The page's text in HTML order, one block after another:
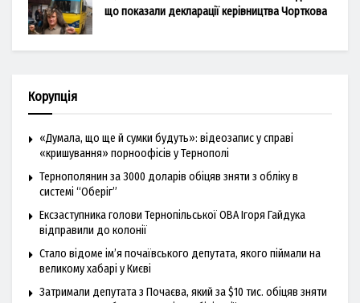
що показали декларації керівництва Чорткова
Корупція
«Думала, що ще й сумки будуть»: відеозапис у справі
«кришування» порноофісів у Тернополі
Тернополянин за 3000 доларів обіцяв зняти з обліку в
системі “Оберіг”
Ексзаступника голови Тернопільської ОВА Ігоря Гайдука
відправили до колонії
Стало відоме ім’я почаївського депутата, якого піймали на
великому хабарі у Києві
Затримали депутата з Почаєва, який за $10 тис. обіцяв зняти